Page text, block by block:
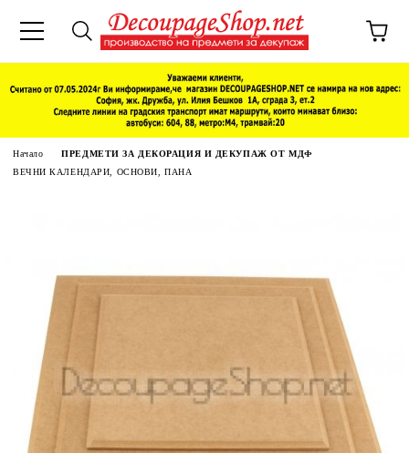
Начало
ПРЕДМЕТИ ЗА ДЕКОРАЦИЯ И ДЕКУПАЖ ОТ МДФ
ВЕЧНИ КАЛЕНДАРИ, ОСНОВИ, ПАНА